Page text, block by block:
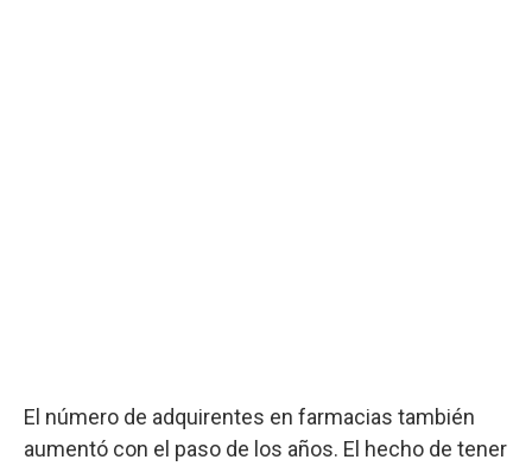
El número de adquirentes en farmacias también
aumentó con el paso de los años. El hecho de tener